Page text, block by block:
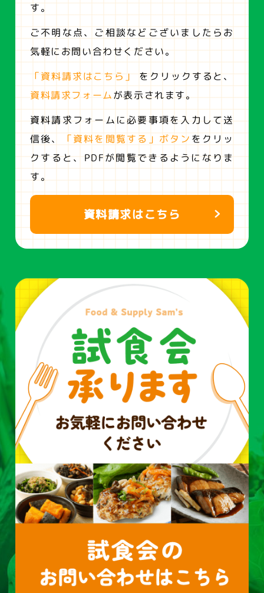
す。
ご不明な点、ご相談などございましたらお
気軽にお問い合わせください。
「資料請求はこちら」
をクリックすると、
資料請求フォームが表示されます。
資料請求フォームに必要事項を入力して送
信後、
「資料を閲覧する」ボタン をクリッ
クすると、 PDFが閲覧できるようになりま
す。
資料請求はこちら